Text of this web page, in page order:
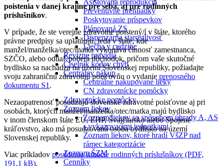
Asistovaná reprodukcia
Preventívne prehliadky
Poskytovanie príspevkov
Plánovaná ZS
Dispenzárna starostlivosť
Liečba v cudzine
Revízne pravidlá
Číselník kódov chýb
Centrálny nákup
Centrálne nakupované lieky
CN zdravotnícke pomôcky
Zdravotnícke pomôcky
Zoznam liekov
Zoznam liekov so spôsobom úhrady A, AS
s vykazovacími jednotkami
Zoznam liekov, ktoré hradí VšZP nad
rámec kategorizácie
Zoznam ŠZM
Cenníky
poistenia v danej krajine pre seba, aj pre rodinných
príslušníkov.
V prípade, že ste verejne zdravotne poistený/í v štáte, ktorého
právne predpisy sa uplatňujú, teda v štáte, kde
manžel/manželka/otec/matka vykonáva činnosť zamestnanca,
SZČO, alebo odtiaľ poberá dôchodok, pričom vaše skutočné
bydlisko sa nachádza na území Slovenskej republiky, požiadajte
svoju zahraničnú zdravotnú poisťovňu o vydanie prenosného
dokumentu S1 .
Nezaopatrenosť posudzujú slovenské zdravotné poisťovne aj pri
osobách, ktorých manžel/manželka/otec/matka majú bydlisko
v inom členskom štáte EÚ, EHP, Švajčiarsko alebo Spojené
kráľovstvo, ako má posudzovaná osoba bydlisko na území
Slovenskej republiky.
Viac príkladov posúdenia situácie rodinných príslušníkov (PDF,
191,1 kB).